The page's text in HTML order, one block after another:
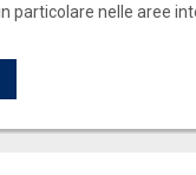
particolare nelle aree